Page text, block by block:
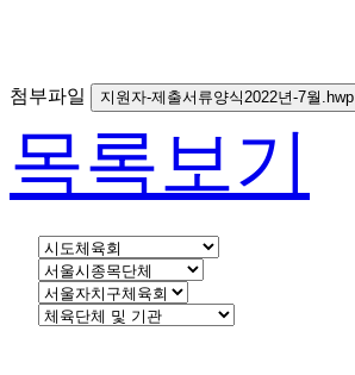
첨부파일 지원자-제출서류양식2022년-7월.hwp
목록보기